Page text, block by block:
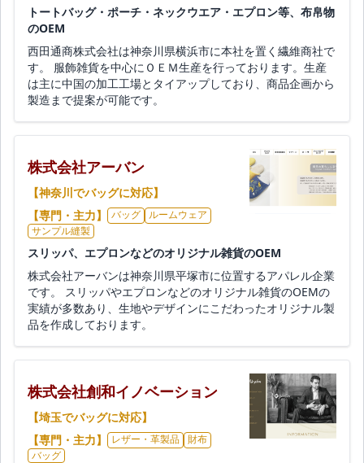
トートバッグ・ポーチ・ネックウエア・エプロン等、布帛物
のOEM
西田通商株式会社は神奈川県横浜市に本社を置く繊維商社で
す。 服飾雑貨を中心にＯＥＭ生産を行っております。生産
は主に中国の加工工場とタイアップしており、商品企画から
製造まで提案が可能です。
株式会社アーバン
【神奈川でバッグに対応】
【専門・主力】
バッグ
ルームウェア
サンプル縫製
スリッパ、エプロンなどのオリジナル雑貨のOEM
株式会社アーバンは神奈川県平塚市に位置するアパレル企業
です。 スリッパやエプロンなどのオリジナル雑貨のOEMの
実績が多数あり、生地やデザインにこだわったオリジナル製
品を作成しております。
株式会社創和イノベーション
【埼玉でバッグに対応】
【専門・主力】
レザー・革製品 財布
バッグ